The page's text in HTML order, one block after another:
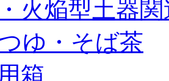
火焔型土器
ゆ・そば茶
箱